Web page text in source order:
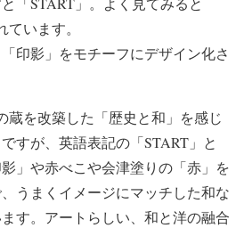
ています。
印影」をモチーフにデザイン化さ
蔵を改築した「歴史と和」を感じ
すが、英語表記の「START」と
」や赤べこや会津塗りの「赤」を
うまくイメージにマッチした和な
す。アートらしい、和と洋の融合